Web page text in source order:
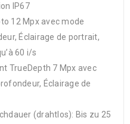
IP67
12 Mpx avec mode
Éclairage de portrait,
60 i/s
TrueDepth 7 Mpx avec
Éclairage de
(drahtlos): Bis zu 25